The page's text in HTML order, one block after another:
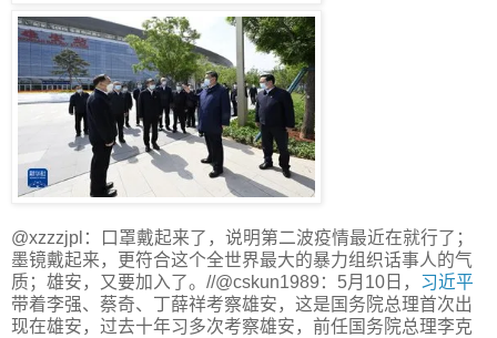
@xzzzjpl：口罩戴起来了，说明第二波疫情最近在就行了；
墨镜戴起来，更符合这个全世界最大的暴力组织话事人的气
质；雄安，又要加入了。//@cskun1989：5月10日， 习近平
带着李强、蔡奇、丁薛祥考察雄安，这是国务院总理首次出
现在雄安，过去十年习多次考察雄安，前任国务院总理李克